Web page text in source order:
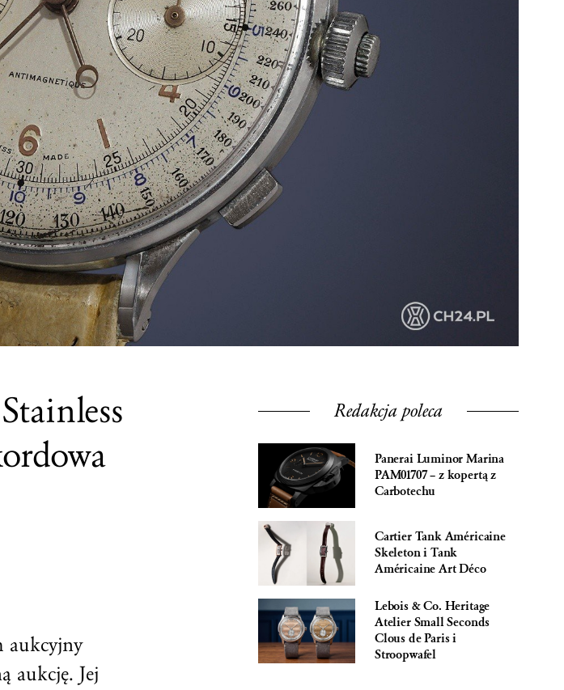
aukcyjny
aukcję. Jej
Redakcja poleca
Panerai Luminor Marina
PAM01707 – z kopertą z
Carbotechu
Cartier Tank Américaine
Skeleton i Tank
Américaine Art Déco
Lebois & Co. Heritage
Atelier Small Seconds
Clous de Paris i
Stroopwafel